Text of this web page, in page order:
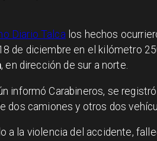
Diario Talca los hechos
de diciembre en el kilómetro
, en dirección de sur a norte.
informó Carabineros, se
dos camiones y otros dos
a la violencia del accidente,